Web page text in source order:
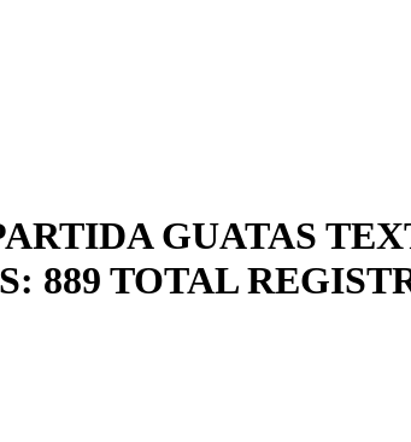
GUATAS
889 TOTAL